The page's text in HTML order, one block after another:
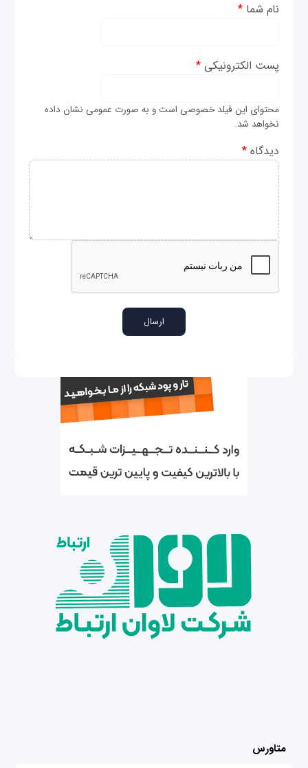
نام شما*
پست الکترونیکی*
محتوای این فیلد خصوصی است و به صورت عمومی نشان داده
نخواهد شد.
دیدگاه*
متاورس